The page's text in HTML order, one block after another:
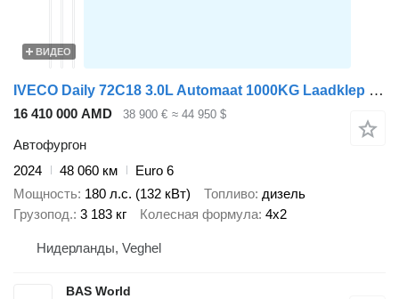
ВИДЕО
IVECO Daily 72C18 3.0L Automaat 1000KG Laadklep Luchtvering 180PK Dubb
16 410 000 AMD 38 900 € ≈ 44 950 $
Автофургон
2024
48 060 км
Euro 6
Мощность 180 л.с. (132 кВт) Топливо дизель
Грузопод. 3 183 кг Колесная формула 4x2
Нидерланды, Veghel
BAS World